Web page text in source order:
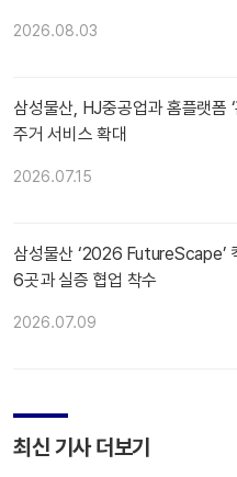
2026.08.03
삼성물산, HJ중공업과 홈플랫폼
주거 서비스 확대
2026.07.15
삼성물산 ‘2026 FutureScape’
6곳과 실증 협업 착수
2026.07.09
최신 기사 더보기